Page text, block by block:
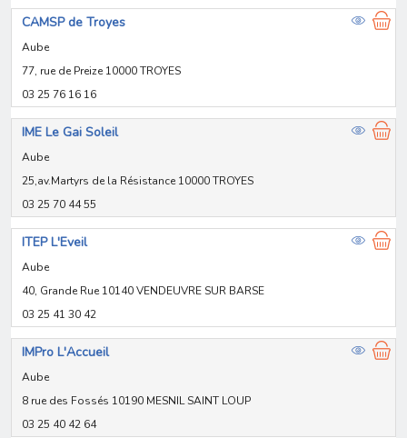
CAMSP de Troyes
Aube
77, rue de Preize 10000 TROYES
03 25 76 16 16
IME Le Gai Soleil
Aube
25,av.Martyrs de la Résistance 10000 TROYES
03 25 70 44 55
ITEP L'Eveil
Aube
40, Grande Rue 10140 VENDEUVRE SUR BARSE
03 25 41 30 42
IMPro L'Accueil
Aube
8 rue des Fossés 10190 MESNIL SAINT LOUP
03 25 40 42 64